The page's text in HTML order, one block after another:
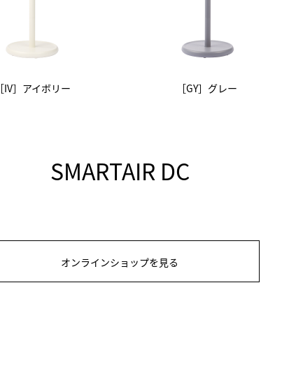
［IV］アイボリー ［GY］グレー
SMARTAIR DC
オンラインショップを見る